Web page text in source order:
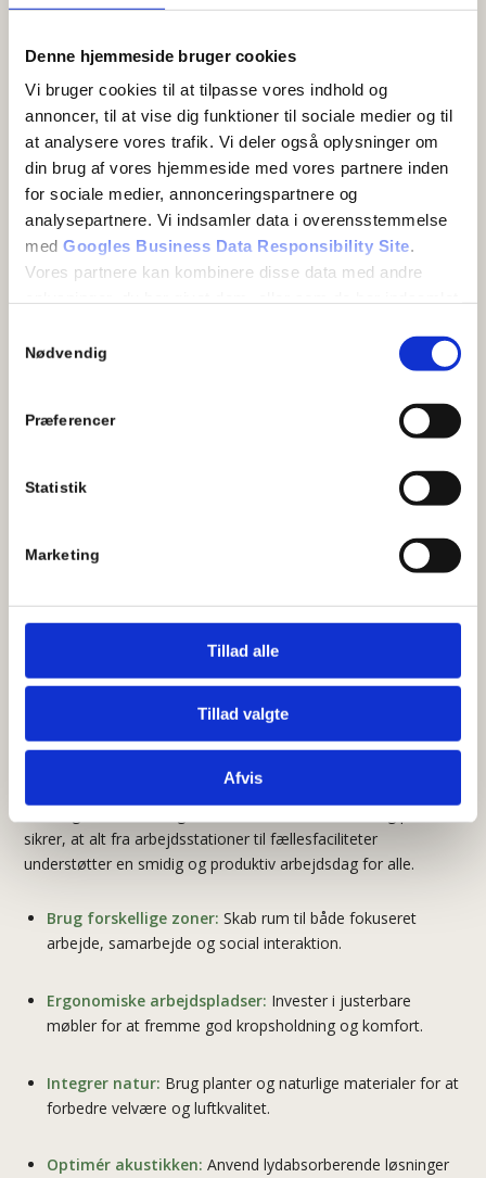
Denne hjemmeside bruger cookies
Vi bruger cookies til at tilpasse vores indhold og
annoncer, til at vise dig funktioner til sociale medier og til
at analysere vores trafik. Vi deler også oplysninger om
din brug af vores hjemmeside med vores partnere inden
for sociale medier, annonceringspartnere og
analysepartnere. Vi indsamler data i overensstemmelse
med Googles Business Data Responsibility Site.
Vores partnere kan kombinere disse data med andre
Nødvendig
Præferencer
Statistik
Marketing
Tillad alle
Tillad valgte
Afvis
En god akustik skaber ro, hvilket er essentielt for opgaver, der
kræver dyb koncentration. En velkontrolleret lydkulisse
bidrager markant til et bedre arbejdsmiljø og mindsker fejl.
Ved at prioritere lydforholdene sikrer man, at medarbejderne
kan udføre deres arbejde uden unødvendige forstyrrelser,
hvilket i sidste ende øger effektiviteten.
Hvordan sikrer man et godt
flow i arbejdsdagen?
Effektiviteten på kontoret er tæt forbundet med det fysiske
optimere arbejdsgange og spare tid. Tænk over, hvordan de
forskellige afdelinger interagerer. Placer de funktioner, der
flaskehalse, der kan forsinke de daglige rutiner.
Desuden er det vigtigt at understøtte de ansattes pauser og
restitution. Dedikerede pauserum, der er adskilt fra de
primære arbejdsområder, giver mulighed for mental
restitution. Disse områder bør være indbydende og
smart-løsninger til mødebooking eller klimastyring kan gøre
sikrer, at alt fra arbejdsstationer til fællesfaciliteter
understøtter en smidig og produktiv arbejdsdag for alle.
Brug forskellige zoner: Skab rum til både fokuseret
arbejde, samarbejde og social interaktion.
Ergonomiske arbejdspladser: Invester i justerbare
møbler for at fremme god kropsholdning og komfort.
Integrer natur: Brug planter og naturlige materialer for at
forbedre velvære og luftkvalitet.
Optimér akustikken: Anvend lydabsorberende løsninger